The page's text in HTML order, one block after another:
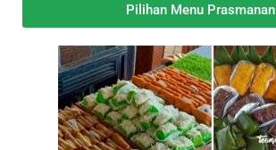
Pilihan Menu Prasmanan